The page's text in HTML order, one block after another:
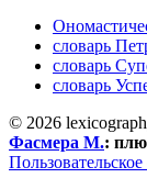
словарь
словарь
словарь
© 2026
Фасмера М.: